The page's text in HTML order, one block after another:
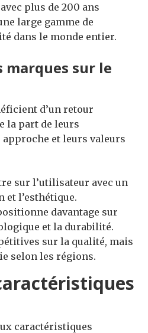
plus de 200 ans
large gamme de
dans le monde entier.
marques sur le
d’un retour
la part de leurs
et leurs valeurs
sur l’utilisateur avec un
et l’esthétique.
davantage sur
et la durabilité.
sur la qualité, mais
selon les régions.
caractéristiques